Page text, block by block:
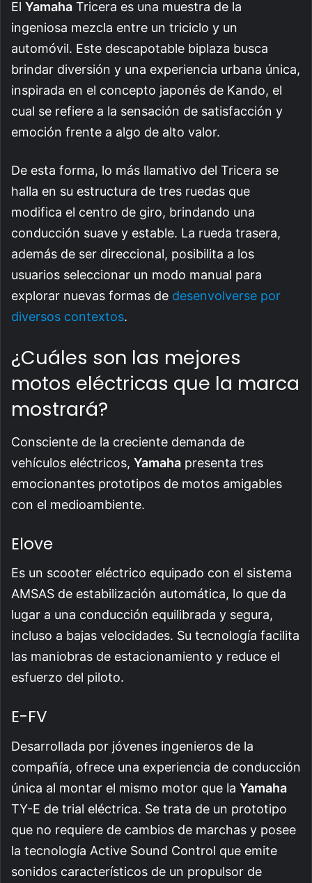
El Yamaha Tricera es una muestra de la
ingeniosa mezcla entre un triciclo y un
automóvil. Este descapotable biplaza busca
brindar diversión y una experiencia urbana única,
inspirada en el concepto japonés de Kando, el
cual se refiere a la sensación de satisfacción y
emoción frente a algo de alto valor.
De esta forma, lo más llamativo del Tricera se
halla en su estructura de tres ruedas que
modifica el centro de giro, brindando una
conducción suave y estable. La rueda trasera,
además de ser direccional, posibilita a los
usuarios seleccionar un modo manual para
explorar nuevas formas de desenvolverse por
diversos contextos.
¿Cuáles son las mejores
motos eléctricas que la marca
mostrará?
Consciente de la creciente demanda de
vehículos eléctricos, Yamaha presenta tres
emocionantes prototipos de motos amigables
con el medioambiente.
Elove
Es un scooter eléctrico equipado con el sistema
AMSAS de estabilización automática, lo que da
lugar a una conducción equilibrada y segura,
incluso a bajas velocidades. Su tecnología facilita
las maniobras de estacionamiento y reduce el
esfuerzo del piloto.
E-FV
Desarrollada por jóvenes ingenieros de la
compañía, ofrece una experiencia de conducción
única al montar el mismo motor que la Yamaha
TY-E de trial eléctrica. Se trata de un prototipo
que no requiere de cambios de marchas y posee
la tecnología Active Sound Control que emite
sonidos característicos de un propulsor de